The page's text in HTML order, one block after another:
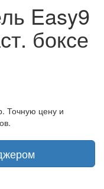
Easy9
боксе
Точную цену и